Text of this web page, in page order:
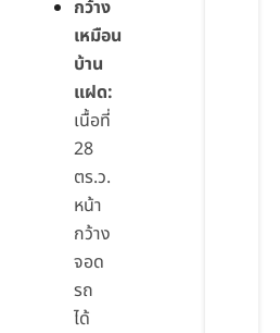
กว้าง
เหมือน
บ้าน
แฝด:
เนื้อที่
28
ตร.ว.
หน้า
กว้าง
จอด
รถ
ได้